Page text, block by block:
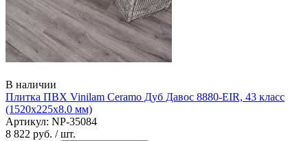
В наличии
Плитка ПВХ Vinilam Ceramo Дуб Давос 8880-EIR, 43 класс
(1520х225х8.0 мм)
Артикул: NP-35084
8 822 руб. / шт.